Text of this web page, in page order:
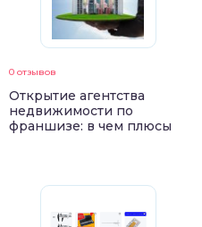
0 отзывов
Открытие агентства
недвижимости по
франшизе: в чем плюсы